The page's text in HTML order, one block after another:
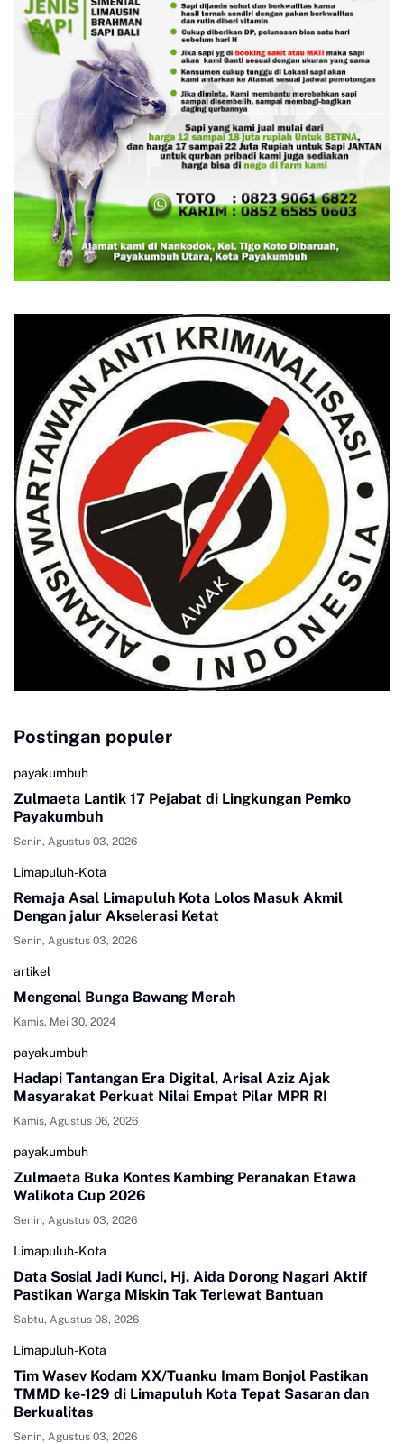
Postingan populer
payakumbuh
Zulmaeta Lantik 17 Pejabat di Lingkungan Pemko
Payakumbuh
Senin, Agustus 03, 2026
Limapuluh-Kota
Remaja Asal Limapuluh Kota Lolos Masuk Akmil
Dengan jalur Akselerasi Ketat
Senin, Agustus 03, 2026
artikel
Mengenal Bunga Bawang Merah
Kamis, Mei 30, 2024
payakumbuh
Hadapi Tantangan Era Digital, Arisal Aziz Ajak
Masyarakat Perkuat Nilai Empat Pilar MPR RI
Kamis, Agustus 06, 2026
payakumbuh
Zulmaeta Buka Kontes Kambing Peranakan Etawa
Walikota Cup 2026
Senin, Agustus 03, 2026
Limapuluh-Kota
Data Sosial Jadi Kunci, Hj. Aida Dorong Nagari Aktif
Pastikan Warga Miskin Tak Terlewat Bantuan
Sabtu, Agustus 08, 2026
Limapuluh-Kota
Tim Wasev Kodam XX/Tuanku Imam Bonjol Pastikan
TMMD ke-129 di Limapuluh Kota Tepat Sasaran dan
Berkualitas
Senin, Agustus 03, 2026